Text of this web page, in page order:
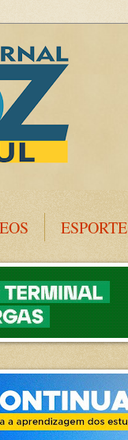
ESPORTE